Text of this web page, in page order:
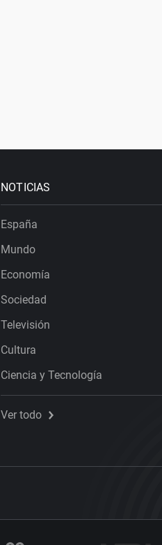
NOTICIAS
España
Mundo
Economía
Sociedad
Televisión
Cultura
Ciencia y Tecnología
Ver todo